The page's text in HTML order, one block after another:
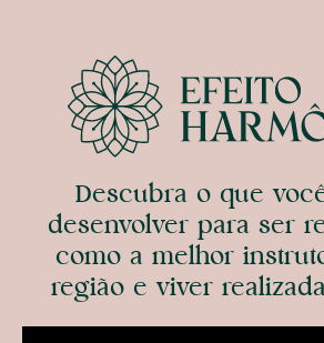
Descubra o que
desenvolver para ser
como a melhor
região e viver